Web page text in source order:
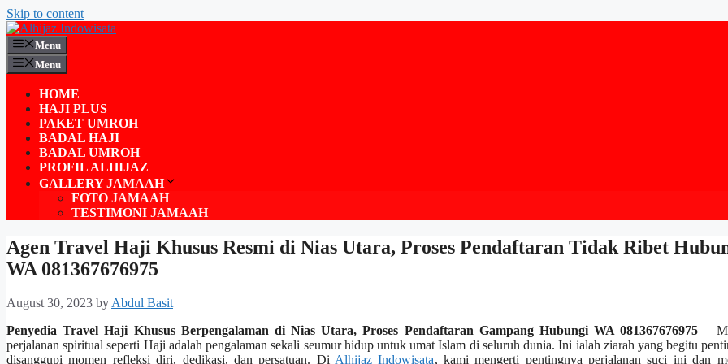
Skip to content
Menu
Menu
HOME
HAJI PLUS
PAKET UMROH
BADAL HAJI
BADAL UMROH
PROFIL ALHIJAZ
GALLERY JAMAAH
FOTO JAMAAH
TESTIMONI JAMAAH
Agen Travel Haji Khusus Resmi di Nias Utara, Proses Pendaftaran Tidak Ribet
WA 081367676975
August 30, 2023 byAbdul Basit
Penyedia Travel Haji Khusus Berpengalaman di Nias Utara, Proses Pendaftaran Gampang Hubungi WA 081367676975 –
perjalanan spiritual seperti Haji adalah pengalaman sekali seumur hidup untuk umat Islam di seluruh dunia. Ini ialah ziarah yang begitu
disanggupi momen refleksi diri, dedikasi, dan persatuan. DiAlhijaz Indowisata, kami mengerti pentingnya perjalanan suci ini dan